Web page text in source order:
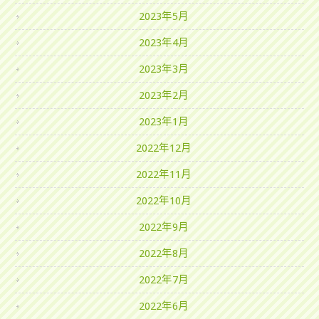
2023年5月
2023年4月
2023年3月
2023年2月
2023年1月
2022年12月
2022年11月
2022年10月
2022年9月
2022年8月
2022年7月
2022年6月